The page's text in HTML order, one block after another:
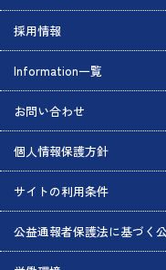
採用情報
Information一覧
お問い合わせ
個人情報保護方針
サイトの利用条件
公益通報者保護法に基づく